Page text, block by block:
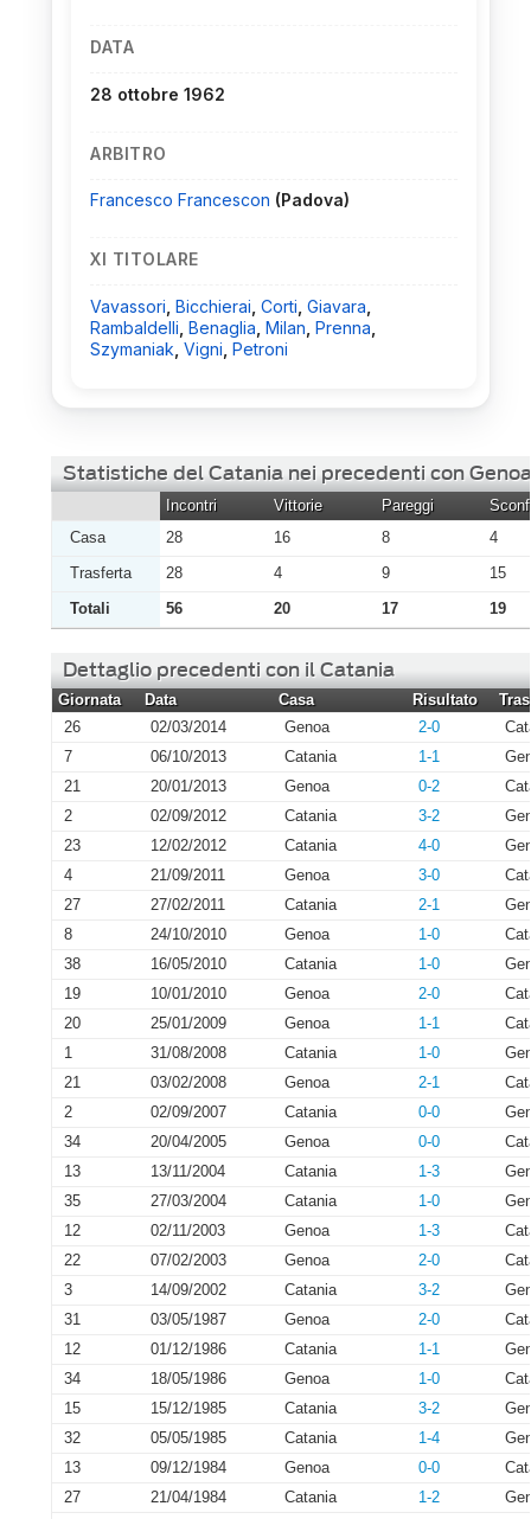
DATA
28 ottobre 1962
ARBITRO
Francesco Francescon (Padova)
XI TITOLARE
Vavassori Bicchierai Corti Giavara
Rambaldelli Benaglia Milan Prenna
Szymaniak Vigni Petroni
Statistiche del Catania nei precedenti con Genoa
Incontri Vittorie Pareggi
Casa
28 16 8
4
Trasferta
28 4 9
15
Totali
56 20 17 19
Dettaglio precedenti con il Catania
Giornata Data Casa Risultato
26
02/03/2014 Genoa 2-0
7
06/10/2013 Catania 1-1
21
20/01/2013 Genoa 0-2
2
02/09/2012 Catania 3-2
23
12/02/2012 Catania 4-0
4
21/09/2011 Genoa 3-0
27
27/02/2011 Catania 2-1
8
24/10/2010 Genoa 1-0
38
16/05/2010 Catania 1-0
19
10/01/2010 Genoa 2-0
20
25/01/2009 Genoa 1-1
1
31/08/2008 Catania 1-0
21
03/02/2008 Genoa 2-1
2
02/09/2007 Catania 0-0
34
20/04/2005 Genoa 0-0
13
13/11/2004 Catania 1-3
35
27/03/2004 Catania 1-0
12
02/11/2003 Genoa 1-3
22
07/02/2003 Genoa 2-0
3
14/09/2002 Catania 3-2
31
03/05/1987 Genoa 2-0
12
01/12/1986 Catania 1-1
34
18/05/1986 Genoa 1-0
15
15/12/1985 Catania 3-2
32
05/05/1985 Catania 1-4
13
09/12/1984 Genoa 0-0
27
21/04/1984 Catania 1-2